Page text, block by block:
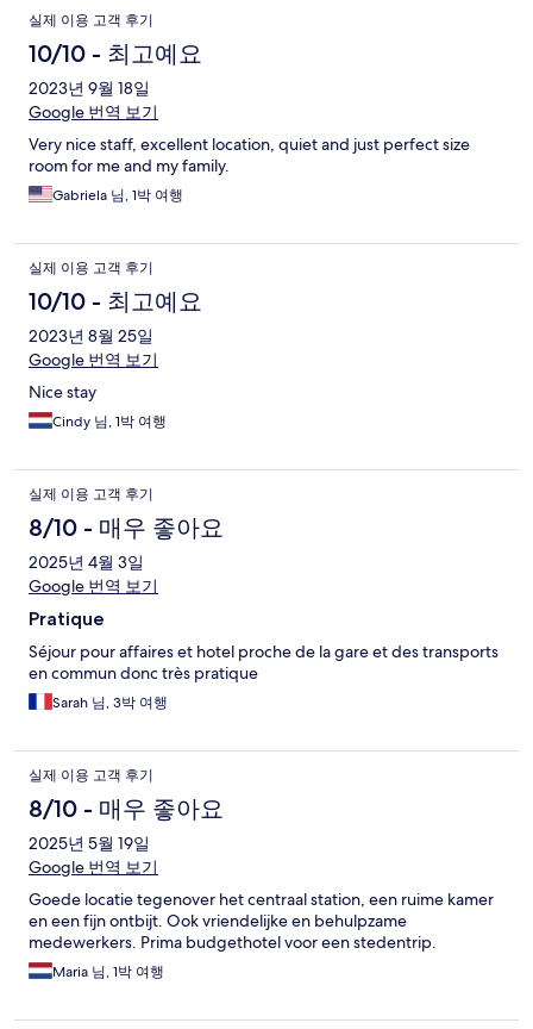
실제 이용 고객 후기
10/10 - 최고예요
2023년 9월 18일
Google 번역 보기
Very nice staff, excellent location, quiet and just perfect size
room for me and my family.
Gabriela 님, 1박 여행
실제 이용 고객 후기
10/10 - 최고예요
2023년 8월 25일
Google 번역 보기
Nice stay
Cindy 님, 1박 여행
실제 이용 고객 후기
8/10 - 매우 좋아요
2025년 4월 3일
Google 번역 보기
Pratique
Séjour pour affaires et hotel proche de la gare et des transports
en commun donc très pratique
Sarah 님, 3박 여행
실제 이용 고객 후기
8/10 - 매우 좋아요
2025년 5월 19일
Google 번역 보기
Goede locatie tegenover het centraal station, een ruime kamer
en een fijn ontbijt. Ook vriendelijke en behulpzame
medewerkers. Prima budgethotel voor een stedentrip.
Maria 님, 1박 여행